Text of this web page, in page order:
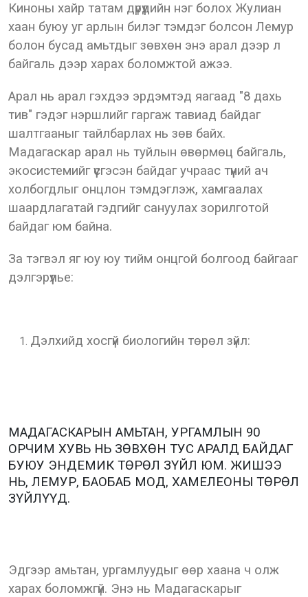
Киноны хайр татам дүрүүдийн нэг болох Жулиан
хаан буюу уг арлын билэг тэмдэг болсон Лемур
болон бусад амьтдыг зөвхөн энэ арал дээр л
байгаль дээр харах боломжтой ажээ.
Арал нь арал гэхдээ эрдэмтэд яагаад "8 дахь
тив" гэдэг нэршлийг гаргаж тавиад байдаг
шалтгааныг тайлбарлах нь зөв байх.
Мадагаскар арал нь туйлын өвөрмөц байгаль,
экосистемийг үүсгэсэн байдаг учраас түүний ач
холбогдлыг онцлон тэмдэглэж, хамгаалах
шаардлагатай гэдгийг сануулах зорилготой
байдаг юм байна.
За тэгвэл яг юу юу тийм онцгой болгоод байгааг
дэлгэрүүлье:
Дэлхийд хосгүй биологийн төрөл зүйл:
МАДАГАСКАРЫН АМЬТАН, УРГАМЛЫН 90
ОРЧИМ ХУВЬ НЬ ЗӨВХӨН ТУС АРАЛД БАЙДАГ
БУЮУ ЭНДЕМИК ТӨРӨЛ ЗҮЙЛ ЮМ. ЖИШЭЭ
НЬ, ЛЕМУР, БАОБАБ МОД, ХАМЕЛЕОНЫ ТӨРӨЛ
ЗҮЙЛҮҮД.
Эдгээр амьтан, ургамлуудыг өөр хаана ч олж
харах боломжгүй. Энэ нь Мадагаскарыг